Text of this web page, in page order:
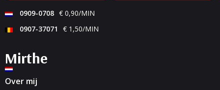
0909-0708 € 0,90/MIN
0907-37071
€ 1,50/MIN
Mirthe
Over mij